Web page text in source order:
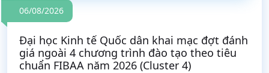
06/08/2026
Đại học Kinh tế Quốc dân khai mạc đợt đánh
giá ngoài 4 chương trình đào tạo theo tiêu
chuẩn FIBAA năm 2026 (Cluster 4)